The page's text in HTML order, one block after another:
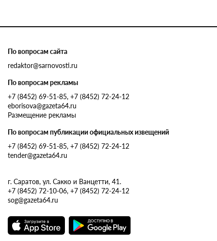
По вопросам сайта
redaktor@sarnovosti.ru
По вопросам рекламы
+7 (8452) 69-51-85, +7 (8452) 72-24-12
eborisova@gazeta64.ru
Размещение рекламы
По вопросам публикации официальных извещений
+7 (8452) 69-51-85, +7 (8452) 72-24-12
tender@gazeta64.ru
г. Саратов, ул. Сакко и Ванцетти, 41.
+7 (8452) 72-10-06, +7 (8452) 72-24-12
sog@gazeta64.ru